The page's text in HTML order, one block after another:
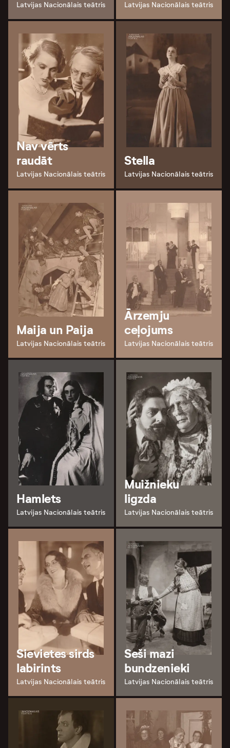
Latvijas Nacionālais teātris Latvijas Nacionālais teātris
Nav vērts
raudāt
Latvijas Nacionālais teātris
Stella
Latvijas Nacionālais teātris
Maija un Paija
Latvijas Nacionālais teātris
Ārzemju
ceļojums
Latvijas Nacionālais teātris
Hamlets
Latvijas Nacionālais teātris
Muižnieku
ligzda
Latvijas Nacionālais teātris
Sievietes sirds
labirints
Latvijas Nacionālais teātris
Seši mazi
bundzenieki
Latvijas Nacionālais teātris